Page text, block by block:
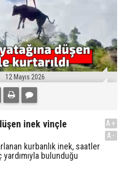
12 Mayıs 2026
inek vinçle
kurbanlık inek, saatler
bulunduğu
A+
A-